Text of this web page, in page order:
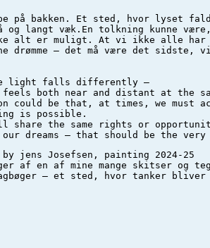
på bakken. Et sted, hvor lyset
og langt væk.En tolkning kunne
alt er muligt. At vi ikke alle har
drømme – det må være det sidste,
light falls differently —
feels both near and distant at the
could be that, at times, we must
is possible.
share the same rights or
dreams — that should be the
by jens Josefsen, painting 2024-25
af en af mine mange skitser og
– et sted, hvor tanker